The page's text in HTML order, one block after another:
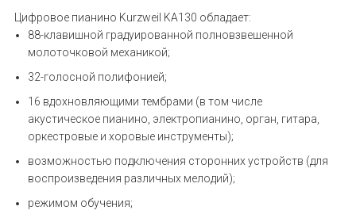
Цифровое пианино Kurzweil KA130 обладает:
88-клавишной градуированной полновзвешенной
молоточковой механикой;
32-голосной полифонией;
16 вдохновляющими тембрами (в том числе
акустическое пианино, электропианино, орган, гитара,
оркестровые и хоровые инструменты);
возможностью подключения сторонних устройств (для
воспроизведения различных мелодий);
режимом обучения;